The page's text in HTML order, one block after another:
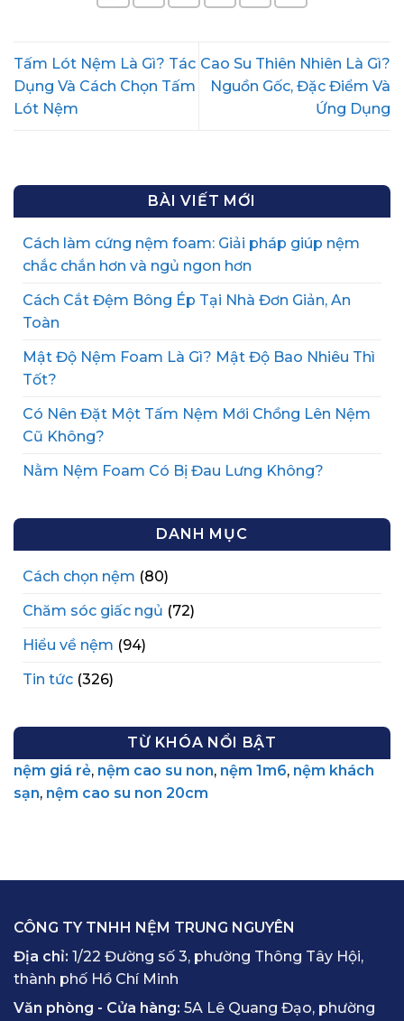
Tấm Lót Nệm Là Gì? Tác
Dụng Và Cách Chọn Tấm
Lót Nệm
Cao Su Thiên Nhiên Là Gì?
Nguồn Gốc, Đặc Điểm Và
Ứng Dụng
BÀI VIẾT MỚI
Cách làm cứng nệm foam: Giải pháp giúp nệm
chắc chắn hơn và ngủ ngon hơn
Cách Cắt Đệm Bông Ép Tại Nhà Đơn Giản, An
Toàn
Mật Độ Nệm Foam Là Gì? Mật Độ Bao Nhiêu Thì
Tốt?
Có Nên Đặt Một Tấm Nệm Mới Chồng Lên Nệm
Cũ Không?
Nằm Nệm Foam Có Bị Đau Lưng Không?
DANH MỤC
Cách chọn nệm (80)
Chăm sóc giấc ngủ (72)
Hiểu về nệm (94)
Tin tức (326)
TỪ KHÓA NỔI BẬT
nệm giá rẻ, nệm cao su non, nệm 1m6, nệm khách
sạn, nệm cao su non 20cm
CÔNG TY TNHH NỆM TRUNG NGUYÊN
Địa chỉ: 1/22 Đường số 3, phường Thông Tây Hội,
thành phố Hồ Chí Minh
Văn phòng - Cửa hàng: 5A Lê Quang Đạo, phường